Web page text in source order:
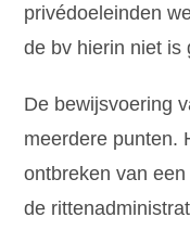
privédoeleinden
de bv hierin niet is
De bewijsvoering
meerdere punten.
ontbreken van
de